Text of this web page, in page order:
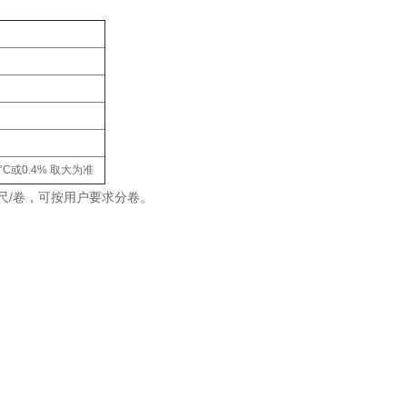
或0.4% 取大为准
卷，可按用户要求分卷。